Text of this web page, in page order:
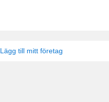
Lägg till mitt företag